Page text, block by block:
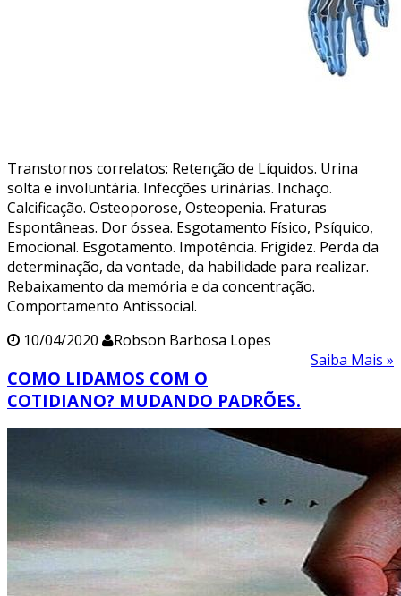
Transtornos correlatos: Retenção de Líquidos. Urina
solta e involuntária. Infecções urinárias. Inchaço.
Calcificação. Osteoporose, Osteopenia. Fraturas
Espontâneas. Dor óssea. Esgotamento Físico, Psíquico,
Emocional. Esgotamento. Impotência. Frigidez. Perda da
determinação, da vontade, da habilidade para realizar.
Rebaixamento da memória e da concentração.
Comportamento Antissocial.
10/04/2020
Robson Barbosa Lopes
Saiba Mais »
COMO LIDAMOS COM O
COTIDIANO? MUDANDO PADRÕES.